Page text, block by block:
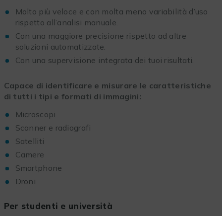
Molto più veloce e con molta meno variabilità d’uso
rispetto all’analisi manuale.
Con una maggiore precisione rispetto ad altre
soluzioni automatizzate.
Con una supervisione integrata dei tuoi risultati.
Capace di identificare e misurare le caratteristiche
di tutti i tipi e formati di immagini:
Microscopi
Scanner e radiografi
Satelliti
Camere
Smartphone
Droni
Per studenti e università